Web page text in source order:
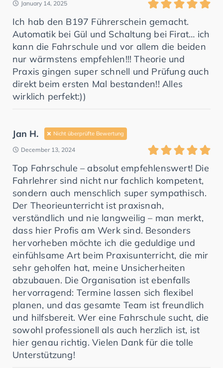
January 14, 2025
Ich hab den B197 Führerschein gemacht.
Automatik bei Gül und Schaltung bei Firat… ich
kann die Fahrschule und vor allem die beiden
nur wärmstens empfehlen!!! Theorie und
Praxis gingen super schnell und Prüfung auch
direkt beim ersten Mal bestanden!! Alles
wirklich perfekt:))
Jan H. Nicht überprüfte Bewertung
December 13, 2024
Top Fahrschule – absolut empfehlenswert! Die
Fahrlehrer sind nicht nur fachlich kompetent,
sondern auch menschlich super sympathisch.
Der Theorieunterricht ist praxisnah,
verständlich und nie langweilig – man merkt,
dass hier Profis am Werk sind. Besonders
hervorheben möchte ich die geduldige und
einfühlsame Art beim Praxisunterricht, die mir
sehr geholfen hat, meine Unsicherheiten
abzubauen. Die Organisation ist ebenfalls
hervorragend: Termine lassen sich flexibel
planen, und das gesamte Team ist freundlich
und hilfsbereit. Wer eine Fahrschule sucht, die
sowohl professionell als auch herzlich ist, ist
hier genau richtig. Vielen Dank für die tolle
Unterstützung!